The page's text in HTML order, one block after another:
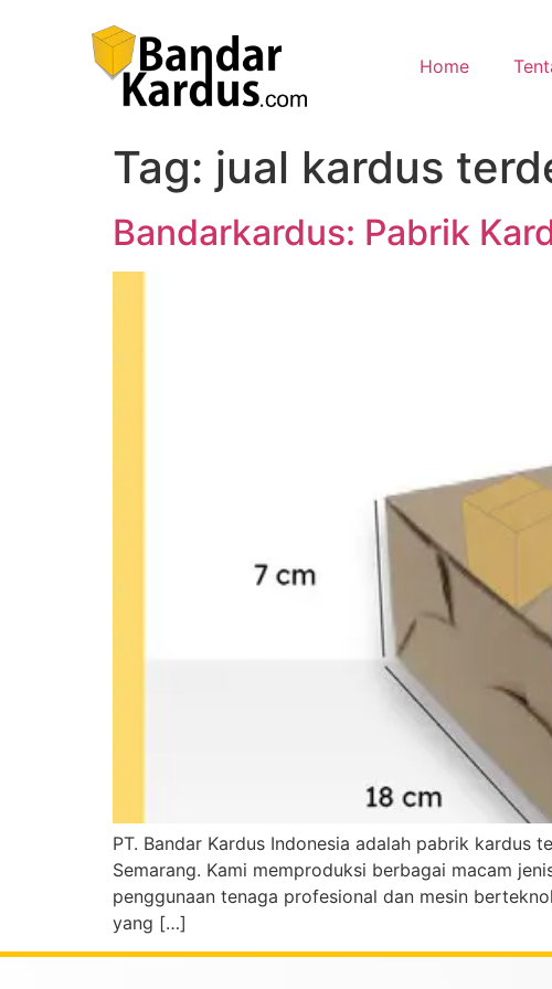
Home
Tag: jual kardus
Bandarkardus: Pabrik
PT. Bandar Kardus Indonesia adalah pabrik kardus
Semarang. Kami memproduksi berbagai macam
penggunaan tenaga profesional dan mesin
yang […]